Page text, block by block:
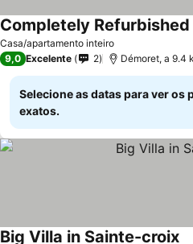
Casa/apartamento inteiro
9,0 Excelente 2 Démoret, a 9.4
Selecione as datas para ver os
exatos.
Big Villa in Sainte-croix